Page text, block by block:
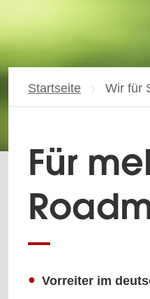
Startseite Wir für
Für
Vorreiter im